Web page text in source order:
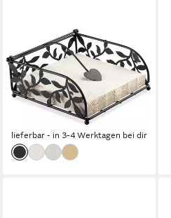
AMBIENTE®
Serviettenhalter Sweet
Serenity, Metall, (1-tlg., 1-
teilig), Serviettenhalter Metall
mit Haltebügel ca.18x18x7cm
lieferbar - in 3-4 Werktagen bei dir